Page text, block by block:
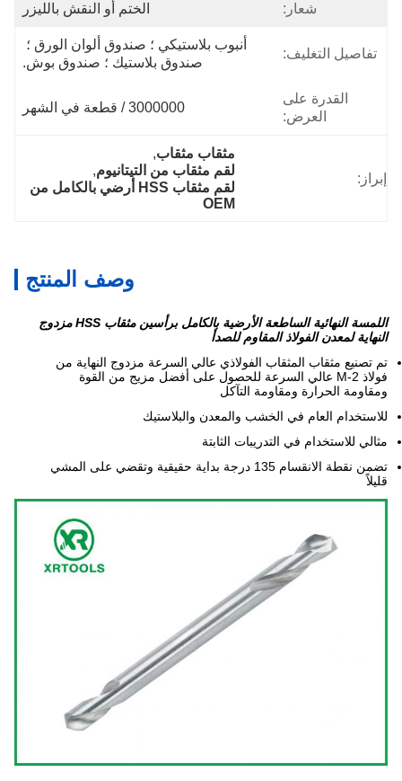
شعار: الختم أو النقش بالليزر
تفاصيل التغليف:
أنبوب بلاستيكي ؛ صندوق ألوان الورق ؛
صندوق بلاستيك ؛ صندوق بوش.
القدرة على
العرض:
3000000 / قطعة في الشهر
إبراز:
مثقاب مثقاب,
لقم مثقاب من التيتانيوم,
لقم مثقاب HSS أرضي بالكامل من
OEM
وصف المنتج
اللمسة النهائية الساطعة الأرضية بالكامل برأسين مثقاب HSS مزدوج
النهاية لمعدن الفولاذ المقاوم للصدأ
تم تصنيع مثقاب المثقاب الفولاذي عالي السرعة مزدوج النهاية من
فولاذ M-2 عالي السرعة للحصول على أفضل مزيج من القوة
ومقاومة الحرارة ومقاومة التآكل
للاستخدام العام في الخشب والمعدن والبلاستيك
مثالي للاستخدام في التدريبات الثابتة
تضمن نقطة الانقسام 135 درجة بداية حقيقية وتقضي على المشي
قليلاً